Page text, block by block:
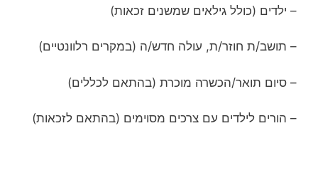
– ילדים (כולל גילאים שמשנים זכאות)
– תושב/ת חוזר/ת, עולה חדש/ה (במקרים רלוונטיים)
– סיום תואר/הכשרה מוכרת (בהתאם לכללים)
– הורים לילדים עם צרכים מסוימים (בהתאם לזכאות)